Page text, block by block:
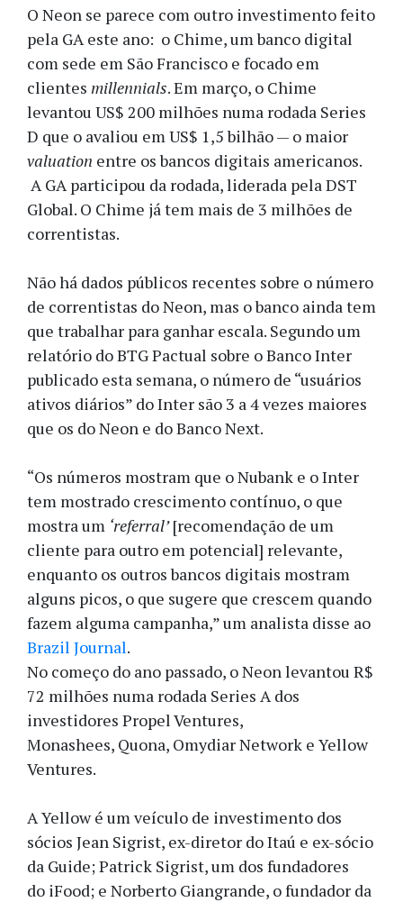
O Neon se parece com outro investimento feito
pela GA este ano: o Chime, um banco digital
com sede em São Francisco e focado em
clientes millennials. Em março, o Chime
levantou US$ 200 milhões numa rodada Series
D que o avaliou em US$ 1,5 bilhão — o maior
valuation entre os bancos digitais americanos.
A GA participou da rodada, liderada pela DST
Global. O Chime já tem mais de 3 milhões de
correntistas.
Não há dados públicos recentes sobre o número
de correntistas do Neon, mas o banco ainda tem
que trabalhar para ganhar escala. Segundo um
relatório do BTG Pactual sobre o Banco Inter
publicado esta semana, o número de “usuários
ativos diários” do Inter são 3 a 4 vezes maiores
que os do Neon e do Banco Next.
“Os números mostram que o Nubank e o Inter
tem mostrado crescimento contínuo, o que
mostra um ‘referral’[recomendação de um
cliente para outro em potencial] relevante,
enquanto os outros bancos digitais mostram
alguns picos, o que sugere que crescem quando
fazem alguma campanha,” um analista disse ao
Brazil Journal.
No começo do ano passado, o Neon levantou R$
72 milhões numa rodada Series A dos
investidores Propel Ventures,
Monashees, Quona, Omydiar Network e Yellow
Ventures.
A Yellow é um veículo de investimento dos
sócios Jean Sigrist, ex-diretor do Itaú e ex-sócio
da Guide; Patrick Sigrist, um dos fundadores
do iFood; e Norberto Giangrande, o fundador da